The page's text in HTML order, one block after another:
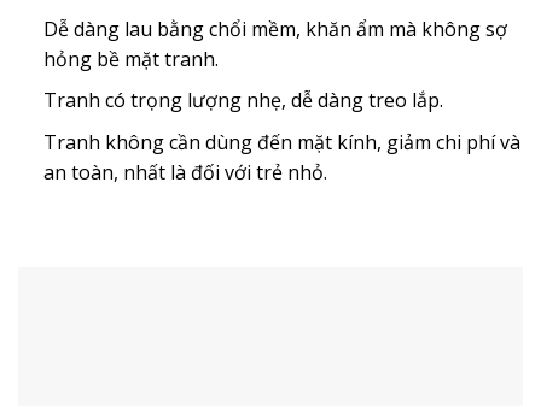
Dễ dàng lau bằng chổi mềm, khăn ẩm mà không sợ
hỏng bề mặt tranh.
Tranh có trọng lượng nhẹ, dễ dàng treo lắp.
Tranh không cần dùng đến mặt kính, giảm chi phí và
an toàn, nhất là đối với trẻ nhỏ.